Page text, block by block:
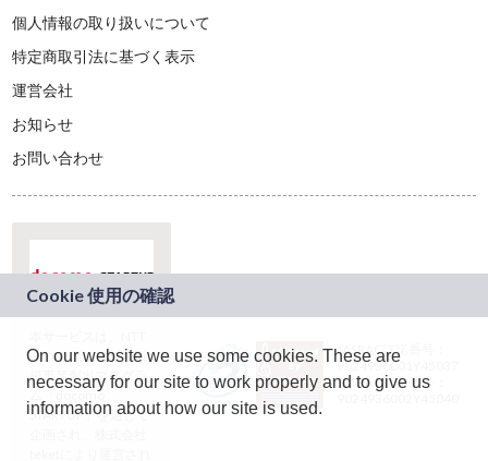
個人情報の取り扱いについて
特定商取引法に基づく表示
運営会社
お知らせ
お問い合わせ
ドコモグループの新
規事業創出プログラ
ム「docomo
STARTUP」を通じて
JASRAC許諾番号：
9024936001Y45037
JASRAC許諾番号：
On our website we use some cookies. These are
necessary for our site to work properly and to give us
information about how our site is used.